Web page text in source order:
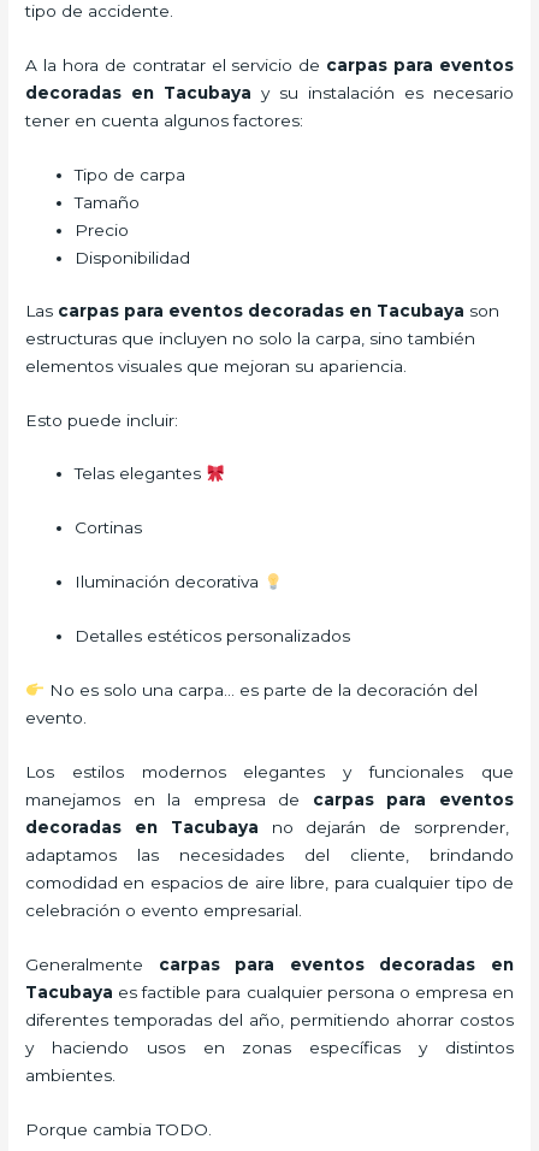
tipo de accidente.
A la hora de contratar el servicio de carpas para eventos
decoradas en Tacubaya y su instalación es necesario
tener en cuenta algunos factores:
Tipo de carpa
Tamaño
Precio
Disponibilidad
Las carpas para eventos decoradas en Tacubaya son
estructuras que incluyen no solo la carpa, sino también
elementos visuales que mejoran su apariencia.
Esto puede incluir:
Telas elegantes
Cortinas
Iluminación decorativa
Detalles estéticos personalizados
No es solo una carpa… es parte de la decoración del
evento.
Los estilos modernos elegantes y funcionales que
manejamos en la empresa de carpas para eventos
decoradas
en Tacubaya no dejarán de sorprender,
adaptamos las necesidades del cliente, brindando
comodidad en espacios de aire libre, para cualquier tipo de
celebración o evento empresarial.
Generalmente carpas para eventos decoradas
en
Tacubaya es factible para cualquier persona o empresa en
diferentes temporadas del año, permitiendo ahorrar costos
y haciendo usos en zonas específicas y distintos
ambientes.
Porque cambia TODO.